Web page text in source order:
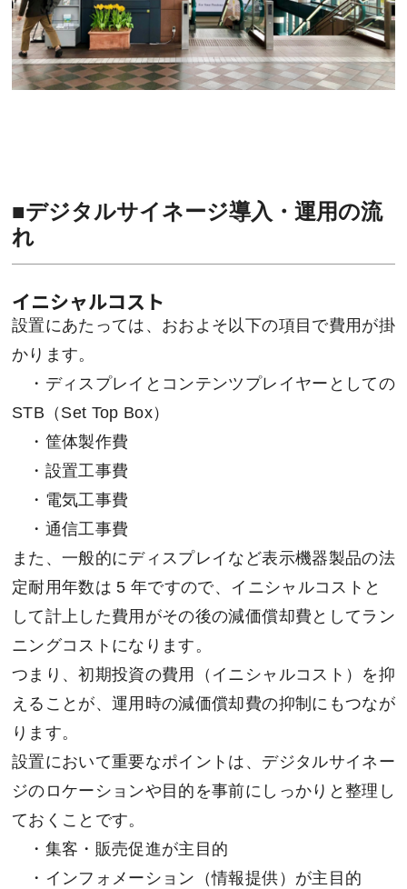
■デジタルサイネージ導入・運用の流
れ
イニシャルコスト
設置にあたっては、おおよそ以下の項目で費用が掛
かります。
・ディスプレイとコンテンツプレイヤーとしての
STB（Set Top Box）
・筐体製作費
・設置工事費
・電気工事費
・通信工事費
また、一般的にディスプレイなど表示機器製品の法
定耐用年数は 5 年ですので、イニシャルコストと
して計上した費用がその後の減価償却費としてラン
ニングコストになります。
つまり、初期投資の費用（イニシャルコスト）を抑
えることが、運用時の減価償却費の抑制にもつなが
ります。
設置において重要なポイントは、デジタルサイネー
ジのロケーションや目的を事前にしっかりと整理し
ておくことです。
・集客・販売促進が主目的
・インフォメーション（情報提供）が主目的